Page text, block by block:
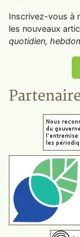
Inscrivez-vous à
les nouveaux
quotidien,